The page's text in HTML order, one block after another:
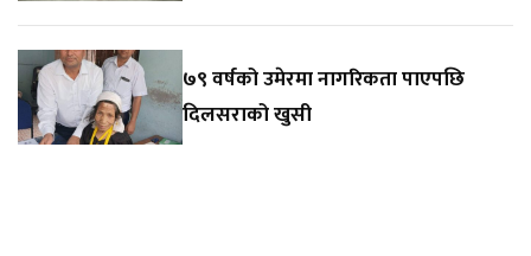
७९ वर्षको उमेरमा नागरिकता पाएपछि
दिलसराको खुसी